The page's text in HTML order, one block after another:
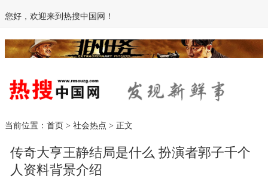
您好，欢迎来到热搜中国网！
当前位置： 首页 > 社会热点 > 正文
传奇大亨王静结局是什么 扮演者郭子千个
人资料背景介绍